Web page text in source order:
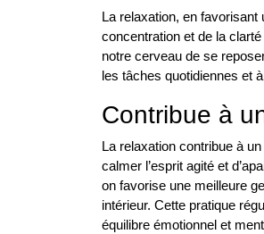
La relaxation, en favorisant
concentration et de la
notre cerveau de se
les tâches quotidiennes et
Contribue à
La relaxation contribue à
calmer l’esprit agité et
on favorise une meilleure
intérieur. Cette pratique
équilibre émotionnel et